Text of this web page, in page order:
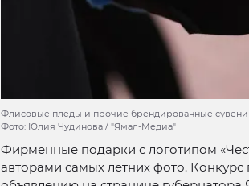
Флисовые пледы и прочие брендированные
Фото: Юлия Чудинова / "Ямал-Медиа"
Фирменные подарки с логотипом
авторами самых летних фото.